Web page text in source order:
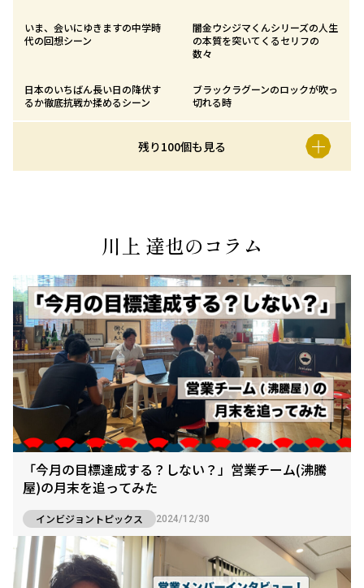
いま、会いにゆきますの中学時
代の回想シーン
闇金ウシジマくんシリーズの人生
の本質を突いてくるセリフの
数々
日本のいちばん長い日の降伏す
るか徹底抗戦か揉めるシーン
ブラックラグーンのロックが吹っ
切れる時
残り100個も見る
川上 達也のコラム
「今月の目標達成する？しない？」営業チーム(沸騰
屋)の月末を追ってみた
インビジョントピックス 2024/12/30